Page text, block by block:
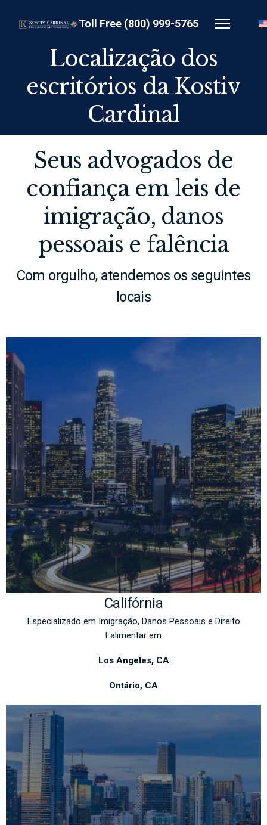
Toll Free (800) 999-5765
Localização dos
escritórios da Kostiv
Cardinal
Seus advogados de
confiança em leis de
imigração, danos
pessoais e falência
Com orgulho, atendemos os seguintes
locais
Califórnia
Especializado em Imigração, Danos Pessoais e Direito
Falimentar em
Los Angeles, CA
Ontário, CA